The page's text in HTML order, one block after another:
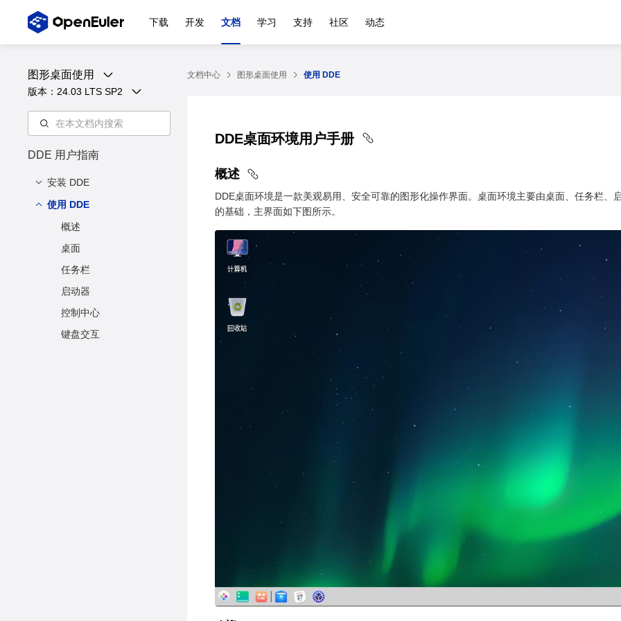
下载 开发 文档 学习 支持 社区 动态
图形桌面使用
版本： 24.03 LTS SP2
DDE 用户指南
安装 DDE
简介
安装方法
使用 DDE
概述
桌面
任务栏
启动器
控制中心
键盘交互
文档中心 图形桌面使用 使用 DDE
DDE桌面环境用户手册
概述
DDE桌面环境是一款美观易用、安全可靠的图形化操作界面。桌面环境主要由桌面、任务栏、
的基础，主界面如下图所示。